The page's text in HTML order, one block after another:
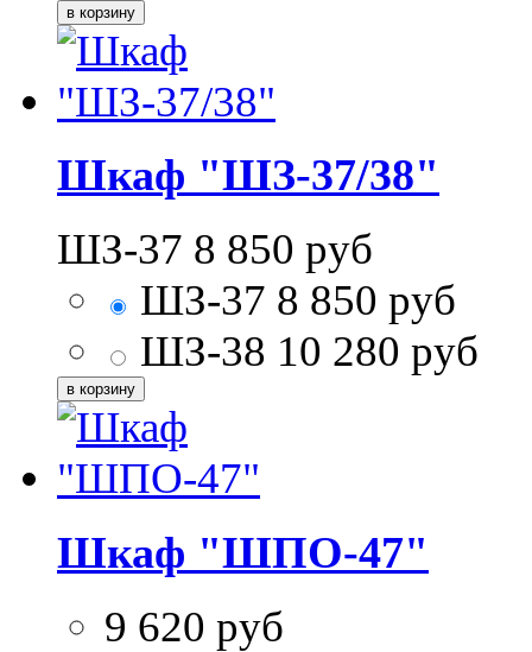
Шкаф "ШЗ-37/38"
ШЗ-37 8 850 руб
ШЗ-37 8 850 руб
ШЗ-38 10 280 руб
Шкаф "ШПО-47"
9 620 руб